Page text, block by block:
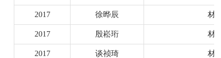
2017 徐晔辰 材
2017 殷崧珩 材
2017 谈祯琦 材